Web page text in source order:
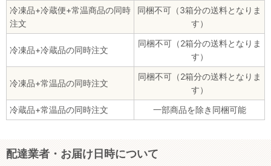
冷凍品+冷蔵便+常温商品の同時
注文
同梱不可（3箱分の送料となりま
す）
冷凍品+冷蔵品の同時注文
同梱不可（2箱分の送料となりま
す）
冷凍品+常温品の同時注文
同梱不可（2箱分の送料となりま
す）
冷蔵品+常温品の同時注文
一部商品を除き同梱可能
配達業者・お届け日時について